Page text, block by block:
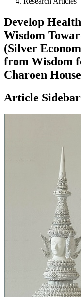
Develop
Wisdom
(Silver
from Wisdom
Charoen
Article Sidebar